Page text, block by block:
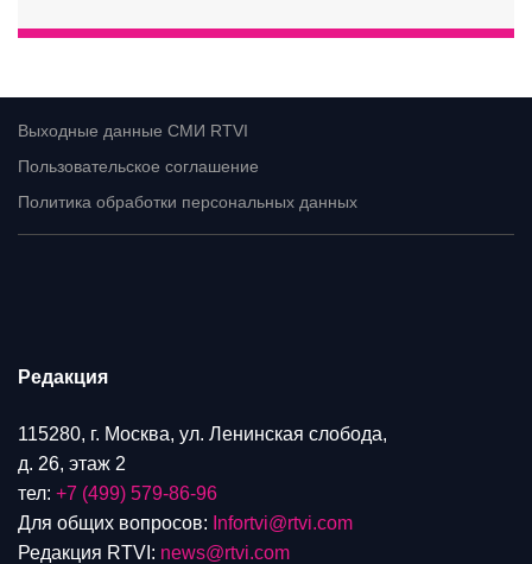
Выходные данные СМИ RTVI
Пользовательское соглашение
Политика обработки персональных данных
Редакция
115280, г. Москва, ул. Ленинская слобода,
д. 26, этаж 2
тел: +7 (499) 579-86-96
Для общих вопросов: Infortvi@rtvi.com
Редакция RTVI: news@rtvi.com